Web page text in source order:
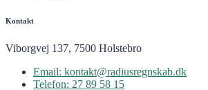
Kontakt
Viborgvej 137, 7500 Holstebro
Email: kontakt@radiusregnskab.dk
Telefon: 27 89 58 15